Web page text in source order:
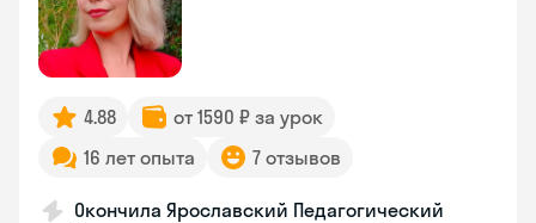
4.88
от 1590 ₽ за урок
16 лет опыта
7 отзывов
Окончила Ярославский Педагогический